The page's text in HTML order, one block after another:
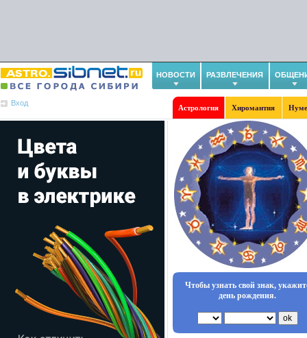
НОВОСТИ РАЗВЛЕЧЕНИЯ
Вход
Астрология Хиромантия
Чтобы узнать свой знак,
день рождения.